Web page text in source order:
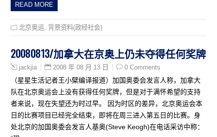
READ MORE
北京奥运 背景资料(政经社会)
20080813/加拿大在京奥上仍未夺得任何奖牌
jackjia 2008 年 08 月 13 日 0 Comments
（星星生活记者王小檗编译报道）加国奥委会发言人称，加拿大
队在北京奥运会上没有获得任何奖牌，但是对于满怀希望的支持
者来说，现在失望还为时过早。 因为时区的差异，北京奥运会本
日的比赛项目已经完全结束，即将在周三进入第五日的比赛。身
处北京的加国奥委会发言人基奥(Steve Keogh)在电话采访中称：